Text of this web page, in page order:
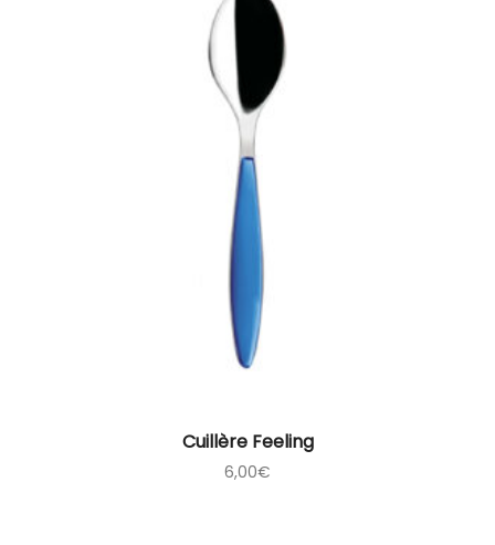
Cuillère Feeling
6,00€